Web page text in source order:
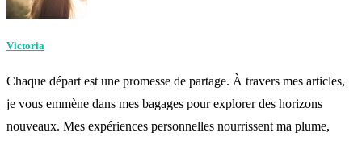
Victoria
Chaque départ est une promesse de partage. À travers mes articles,
je vous emmène dans mes bagages pour explorer des horizons
nouveaux. Mes expériences personnelles nourrissent ma plume,